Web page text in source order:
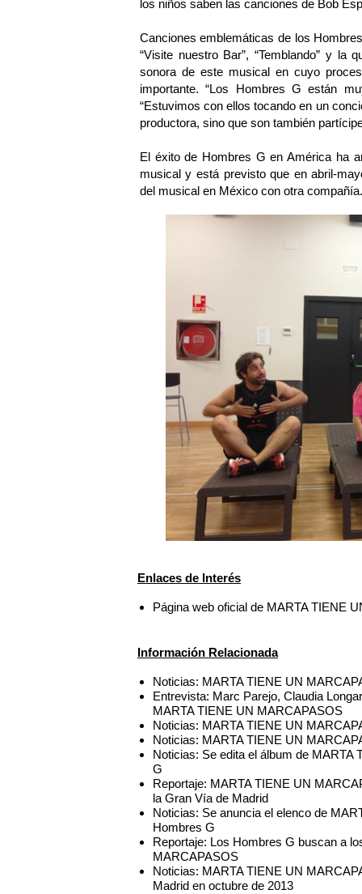
los niños saben las canciones de Bob
Canciones emblemáticas de los
“Visite nuestro Bar”, “Temblando” y
sonora de este musical en cuyo
importante. “Los Hombres G están
“Estuvimos con ellos tocando en un
productora, sino que son también
El éxito de Hombres G en América ha
musical y está previsto que en abril-
del musical en México con otra compañía.
Enlaces de Interés
Página web oficial de MARTA TIENE
Información Relacionada
Noticias: MARTA TIENE UN
Entrevista: Marc Parejo, Claudia
MARTA TIENE UN MARCAPASOS
Noticias: MARTA TIENE UN
Noticias: MARTA TIENE UN
Noticias: Se edita el álbum de
G
Reportaje: MARTA TIENE UN
la Gran Vía de Madrid
Noticias: Se anuncia el elenco de
Hombres G
Reportaje: Los Hombres G buscan a
MARCAPASOS
Noticias: MARTA TIENE UN
Madrid en octubre de 2013